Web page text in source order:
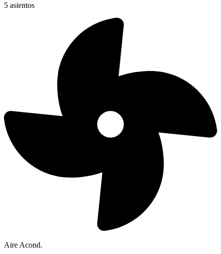
5 asientos
Aire Acond.